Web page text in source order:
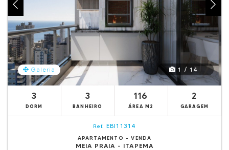
Galeria 1 / 14
3
DORM
3
BANHEIRO
116
ÁREA M2
2
GARAGEM
Ref. EBI11314
APARTAMENTO - VENDA
MEIA PRAIA - ITAPEMA